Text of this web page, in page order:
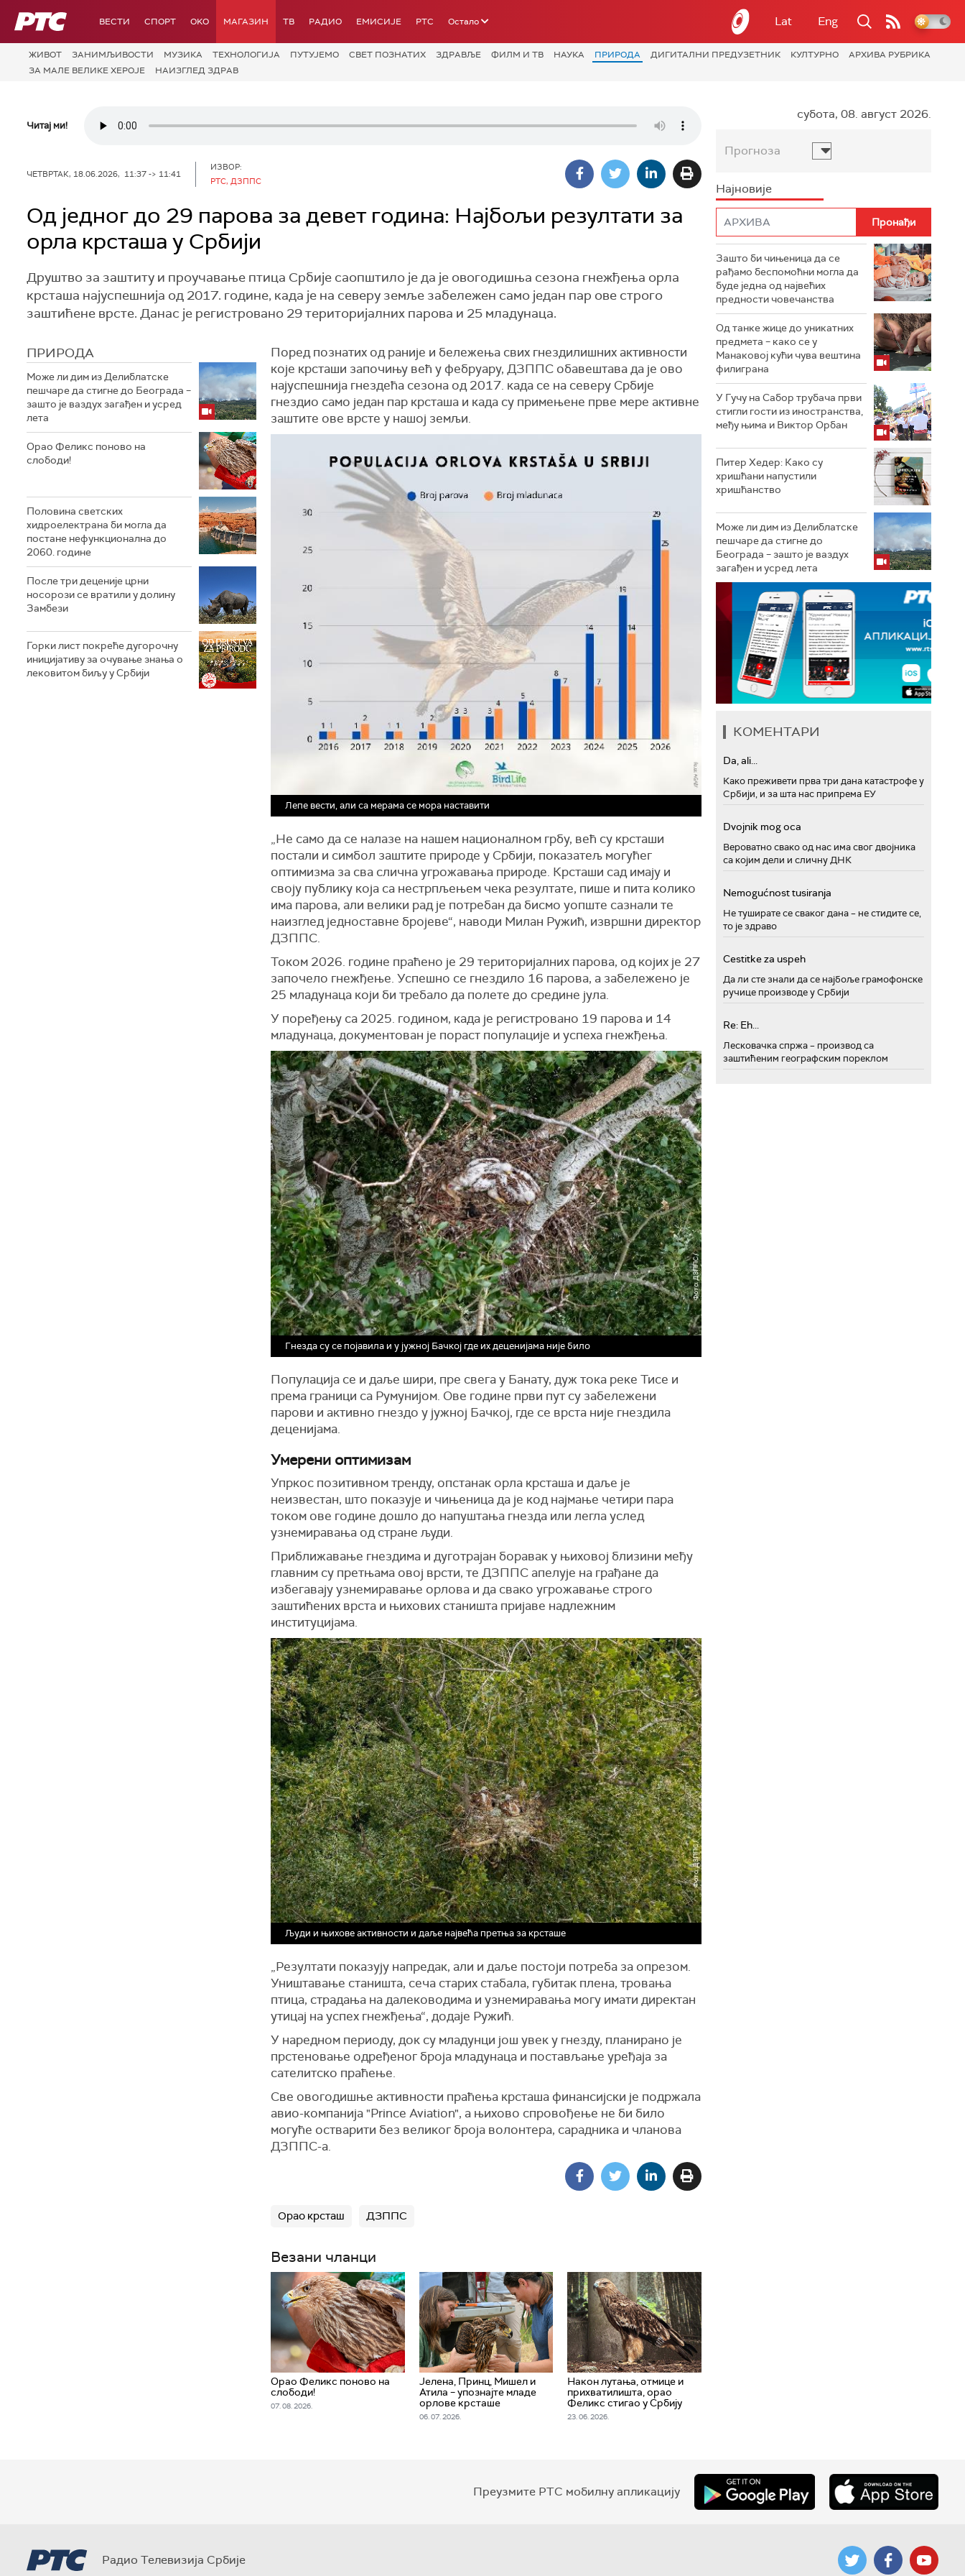
РТС ВЕСТИ СПОРТ OKO МАГАЗИН ТВ РАДИО ЕМИСИЈЕ РТС Остало Lat Eng
ЖИВОТ ЗАНИМЉИВОСТИ МУЗИКА ТЕХНОЛОГИЈA ПУТУЈЕМО СВЕТ ПОЗНАТИХ ЗДРАВЉЕ ФИЛМ И ТВ НАУКА ПРИРОДА ДИГИТАЛНИ ПРЕДУЗЕТНИК КУЛТУРНО
АРХИВА РУБРИКА
ЗА МАЛЕ ВЕЛИКЕ ХЕРОЈЕ
НАИЗГЛЕД ЗДРАВ
Читај ми!
ЧЕТВРТАК, 18.06.2026, 11:37 -> 11:41
ИЗВОР:
РТС, ДЗППС
Од једног до 29 парова за девет година: Најбољи резултати за
орла крсташа у Србији
Друштво за заштиту и проучавање птица Србије саопштило је да је овогодишња сезона гнежђења орла
крсташа најуспешнија од 2017. године, када је на северу земље забележен само један пар ове строго
заштићене врсте. Данас је регистровано 29 територијалних парова и 25 младунаца.
ПРИРОДА
Може ли дим из Делиблатске
пешчаре да стигне до Београда –
зашто је ваздух загађен и усред
лета
Орао Феликс поново на
слободи!
Половина светских
хидроелектрана би могла да
постане нефункционална до
2060. године
После три деценије црни
носорози се вратили у долину
Замбези
Горки лист покреће дугорочну
иницијативу за очување знања о
лековитом биљу у Србији
Поред познатих од раније и бележења свих гнездилишних активности
које крсташи започињу већ у фебруару, ДЗППС обавештава да је ово
најуспешнија гнездећа сезона од 2017. када се на северу Србије
гнездио само један пар крсташа и када су примењене прве мере активне
заштите ове врсте у нашој земљи.
Лепе вести, али са мерама се мора наставити
„Не само да се налазе на нашем националном грбу, већ су крсташи
постали и симбол заштите природе у Србији, показатељ могућег
оптимизма за сва слична угрожавања природе. Крсташи сад имају и
своју публику која са нестрпљењем чека резултате, пише и пита колико
има парова, али велики рад је потребан да бисмо уопште сазнали те
наизглед једноставне бројеве“, наводи Милан Ружић, извршни директор
ДЗППС.
Током 2026. године праћено је 29 територијалних парова, од којих је 27
започело гнежђење. Успешно се гнездило 16 парова, а забележено је
25 младунаца који би требало да полете до средине јула.
У поређењу са 2025. годином, када је регистровано 19 парова и 14
младунаца, документован је пораст популације и успеха гнежђења.
Гнезда су се појавила и у јужној Бачкој где их деценијама није било
Популација се и даље шири, пре свега у Банату, дуж тока реке Тисе и
према граници са Румунијом. Ове године први пут су забележени
парови и активно гнездо у јужној Бачкој, где се врста није гнездила
деценијама.
Умерени оптимизам
Упркос позитивном тренду, опстанак орла крсташа и даље је
неизвестан, што показује и чињеница да је код најмање четири пара
током ове године дошло до напуштања гнезда или легла услед
узнемиравања од стране људи.
Приближавање гнездима и дуготрајан боравак у њиховој близини међу
главним су претњама овој врсти, те ДЗППС апелује на грађане да
избегавају узнемиравање орлова и да свако угрожавање строго
заштићених врста и њихових станишта пријаве надлежним
институцијама.
Људи и њихове активности и даље највећа претња за крсташе
„Резултати показују напредак, али и даље постоји потреба за опрезом.
Уништавање станишта, сеча старих стабала, губитак плена, тровања
птица, страдања на далеководима и узнемиравања могу имати директан
утицај на успех гнежђења“, додаје Ружић.
У наредном периоду, док су младунци још увек у гнезду, планирано је
прстеновање одређеног броја младунаца и постављање уређаја за
сателитско праћење.
Све овогодишње активности праћења крсташа финансијски је подржала
авио-компанија "Prince Aviation", а њихово спровођење не би било
могуће остварити без великог броја волонтера, сарадника и чланова
ДЗППС-а.
Орао крсташ ДЗППС
Везани чланци
Орао Феликс поново на
слободи!
07. 08. 2026.
Јелена, Принц, Мишел и
Атила – упознајте младе
орлове крсташе
06. 07. 2026.
Након лутања, отмице и
прихватилишта, орао
Феликс стигао у Србију
23. 06. 2026.
субота, 08. август 2026.
Прогноза
Најновије
Зашто би чињеница да се
рађамо беспомоћни могла да
буде једна од највећих
предности човечанства
Од танке жице до уникатних
предмета – како се у
Манаковој кући чува вештина
филиграна
У Гучу на Сабор трубача први
стигли гости из иностранства,
међу њима и Виктор Орбан
Питер Хедер: Како су
хришћани напустили
хришћанство
Може ли дим из Делиблатске
пешчаре да стигне до
Београда – зашто је ваздух
загађен и усред лета
КОМЕНТАРИ
Da, ali...
Како преживети прва три дана катастрофе у
Србији, и за шта нас припрема ЕУ
Dvojnik mog oca
Вероватно свако од нас има свог двојника
са којим дели и сличну ДНК
Nemogućnost tusiranja
Не туширате се сваког дана – не стидите се,
то је здраво
Cestitke za uspeh
Да ли сте знали да се најбоље грамофонске
ручице производе у Србији
Re: Eh...
Лесковачка спржа – производ са
заштићеним географским пореклом
Преузмите РТС мобилну апликацију
Радио Телевизија Србије